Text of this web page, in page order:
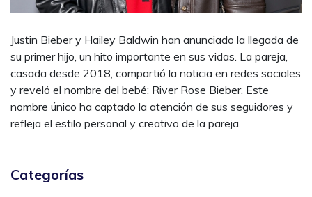
Justin Bieber y Hailey Baldwin han anunciado la llegada de
su primer hijo, un hito importante en sus vidas. La pareja,
casada desde 2018, compartió la noticia en redes sociales
y reveló el nombre del bebé: River Rose Bieber. Este
nombre único ha captado la atención de sus seguidores y
refleja el estilo personal y creativo de la pareja.
Categorías